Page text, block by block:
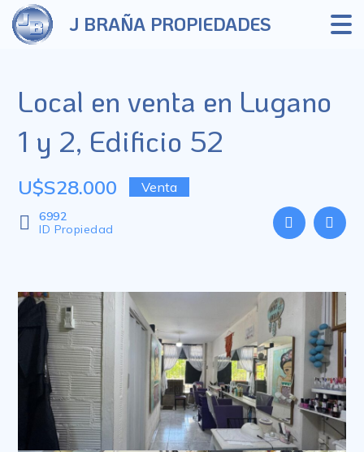
J BRAÑA PROPIEDADES
Local en venta en Lugano
1 y 2, Edificio 52
U$S28.000 Venta
6992
ID Propiedad